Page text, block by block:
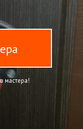
мастера!